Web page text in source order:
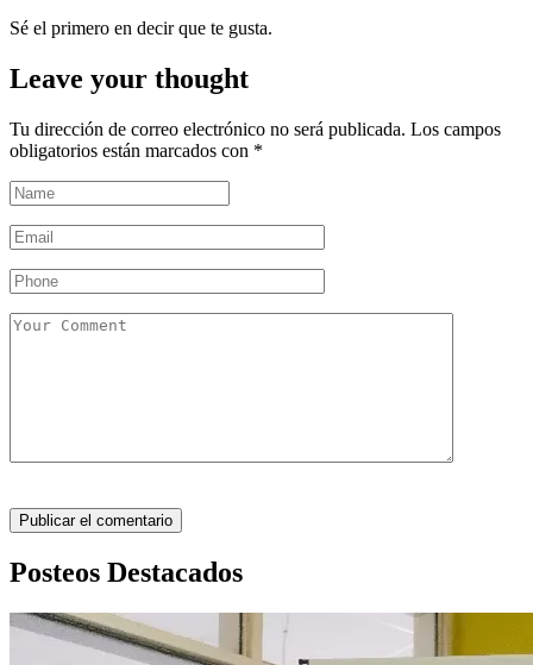
Sé el primero en decir que te gusta.
Leave your thought
Tu dirección de correo electrónico no será publicada. Los campos
obligatorios están marcados con *
Posteos Destacados